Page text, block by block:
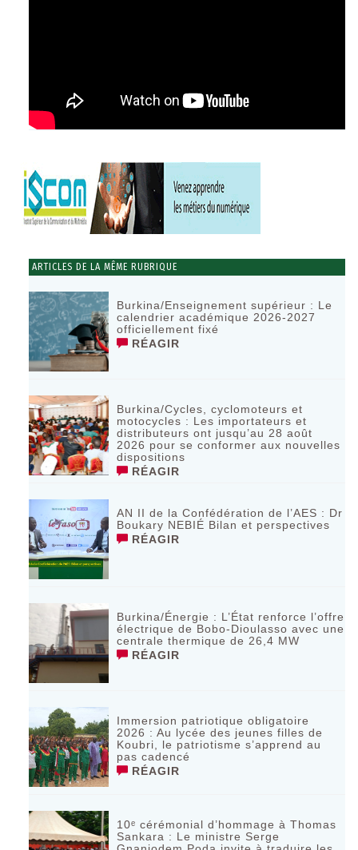
ARTICLES DE LA MÊME RUBRIQUE
Burkina/Enseignement supérieur : Le
calendrier académique 2026-2027
officiellement fixé
RÉAGIR
Burkina/Cycles, cyclomoteurs et
motocycles : Les importateurs et
distributeurs ont jusqu’au 28 août
2026 pour se conformer aux nouvelles
dispositions
RÉAGIR
AN II de la Confédération de l’AES : Dr
Boukary NEBIÉ Bilan et perspectives
RÉAGIR
Burkina/Énergie : L’État renforce l’offre
électrique de Bobo-Dioulasso avec une
centrale thermique de 26,4 MW
RÉAGIR
Immersion patriotique obligatoire
2026 : Au lycée des jeunes filles de
Koubri, le patriotisme s’apprend au
pas cadencé
RÉAGIR
10ᵉ cérémonial d’hommage à Thomas
Sankara : Le ministre Serge